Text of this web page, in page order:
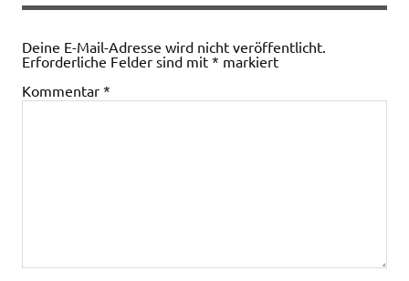
Deine E-Mail-Adresse wird nicht veröffentlicht.
Erforderliche Felder sind mit * markiert
Kommentar *